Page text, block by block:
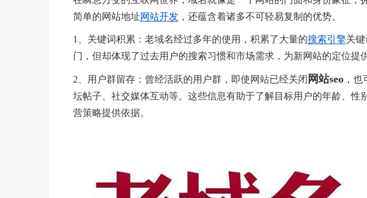
简单的网站地址网站开发 ，还蕴含着诸多不可轻易复制的优势。
1、关键词积累：老域名经过多年的使用，积累了大量的搜索引擎关键
门，但却体现了过去用户的搜索习惯和市场需求，为新网站的定位提
2、用户群留存：曾经活跃的用户群，即使网站已经关闭 网站seo ，
坛帖子、社交媒体互动等。这些信息有助于了解目标用户的年龄、性
营策略提供依据。